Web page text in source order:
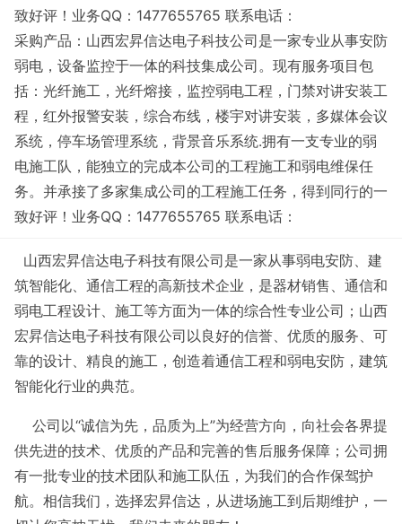
致好评！业务QQ：1477655765 联系电话：
采购产品：山西宏昇信达电子科技公司是一家专业从事安防
弱电，设备监控于一体的科技集成公司。现有服务项目包
括：光纤施工，光纤熔接，监控弱电工程，门禁对讲安装工
程，红外报警安装，综合布线，楼宇对讲安装，多媒体会议
系统，停车场管理系统，背景音乐系统.拥有一支专业的弱
电施工队，能独立的完成本公司的工程施工和弱电维保任
务。并承接了多家集成公司的工程施工任务，得到同行的一
致好评！业务QQ：1477655765 联系电话：
山西宏昇信达电子科技有限公司是一家从事弱电安防、建
筑智能化、通信工程的高新技术企业，是器材销售、通信和
弱电工程设计、施工等方面为一体的综合性专业公司；山西
宏昇信达电子科技有限公司以良好的信誉、优质的服务、可
靠的设计、精良的施工，创造着通信工程和弱电安防，建筑
智能化行业的典范。
公司以“诚信为先，品质为上”为经营方向，向社会各界提
供先进的技术、优质的产品和完善的售后服务保障；公司拥
有一批专业的技术团队和施工队伍，为我们的合作保驾护
航。相信我们，选择宏昇信达，从进场施工到后期维护，一